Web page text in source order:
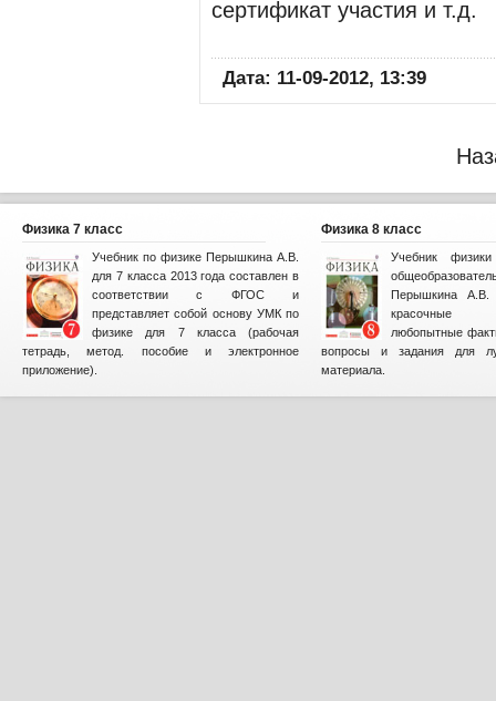
сертификат участия и т.д.
Дата: 11-09-2012, 13:39
Физика 7 класс
Учебник по физике Перышкина А.В.
для 7 класса 2013 года составлен в
соответствии с ФГОС и
представляет собой основу УМК по
физике для 7 класса (рабочая
тетрадь, метод. пособие и электронное
приложение).
Физика 8 класс
Учебник
Перышкина А.В.
красочные
любопытные
вопросы и задания для
материала.